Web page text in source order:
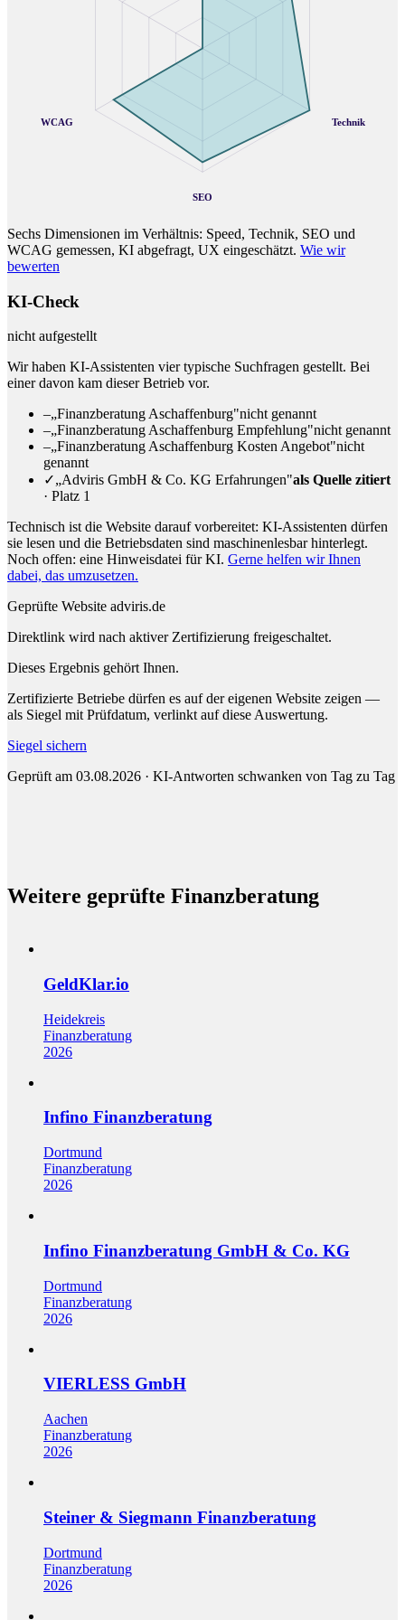
Technik
SEO
WCAG
Sechs Dimensionen im Verhältnis: Speed, Technik, SEO und
WCAG gemessen, KI abgefragt, UX eingeschätzt. Wie wir
bewerten
KI-Check
nicht aufgestellt
Wir haben KI-Assistenten vier typische Suchfragen gestellt. Bei
einer davon kam dieser Betrieb vor.
–„Finanzberatung Aschaffenburg"nicht genannt
–„Finanzberatung Aschaffenburg Empfehlung"nicht genannt
–„Finanzberatung Aschaffenburg Kosten Angebot"nicht
genannt
✓„Adviris GmbH & Co. KG Erfahrungen"als Quelle zitiert
· Platz 1
Technisch ist die Website darauf vorbereitet: KI-Assistenten dürfen
sie lesen und die Betriebsdaten sind maschinenlesbar hinterlegt.
Noch offen: eine Hinweisdatei für KI. Gerne helfen wir Ihnen
dabei, das umzusetzen.
Geprüfte Website adviris.de
Direktlink wird nach aktiver Zertifizierung freigeschaltet.
Dieses Ergebnis gehört Ihnen.
Zertifizierte Betriebe dürfen es auf der eigenen Website zeigen —
als Siegel mit Prüfdatum, verlinkt auf diese Auswertung.
Siegel sichern
Geprüft am 03.08.2026 · KI-Antworten schwanken von Tag zu Tag
Weitere geprüfte Finanzberatung
GeldKlar.io
Heidekreis
Finanzberatung
2026
Infino Finanzberatung
Dortmund
Finanzberatung
2026
Infino Finanzberatung GmbH & Co. KG
Dortmund
Finanzberatung
2026
VIERLESS GmbH
Aachen
Finanzberatung
2026
Steiner & Siegmann Finanzberatung
Dortmund
Finanzberatung
2026